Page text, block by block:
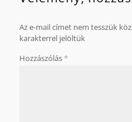
Az e-mail címet nem tesszük
karakterrel jelöltük
Hozzászólás*